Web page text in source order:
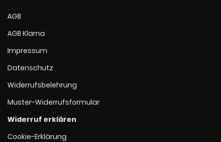
AGB
AGB Klarna
Impressum
Datenschutz
Widerrufsbelehrung
Muster-Widerrufsformular
Widerruf erklären
Cookie-Erklärung